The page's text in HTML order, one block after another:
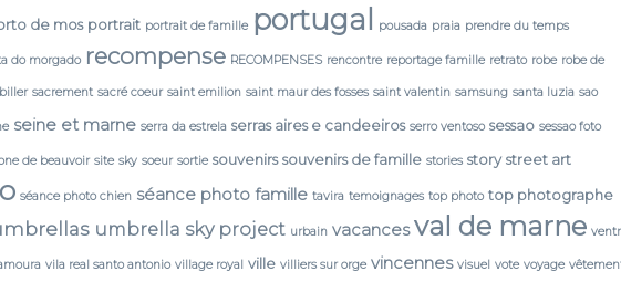
de mos portrait portrait de famille portugal pousada praia prendre du temps
do morgado recompense RECOMPENSES rencontre reportage famille retrato robe robe de
sacrement sacré coeur saint emilion saint maur des fosses saint valentin samsung santa luzia sao
seine et marne serra da estrela serras aires e candeeiros serro ventoso sessao sessao foto
de beauvoir site sky soeur sortie souvenirs souvenirs de famille stories story street art
séance photo chien séance photo famille tavira temoignages top photo top photographe
umbrella sky project urbain vacances val de marne
vila real santo antonio village royal ville villiers sur orge vincennes visuel vote voyage